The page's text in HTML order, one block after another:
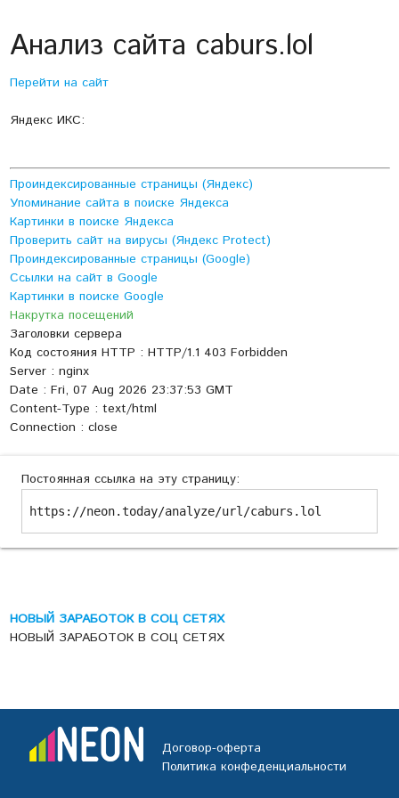
Анализ сайта caburs.lol
Перейти на сайт
Яндекс ИКС:
Проиндексированные страницы (Яндекс)
Упоминание сайта в поиске Яндекса
Картинки в поиске Яндекса
Проверить сайт на вирусы (Яндекс Protect)
Проиндексированные страницы (Google)
Ссылки на сайт в Google
Картинки в поиске Google
Накрутка посещений
Заголовки сервера
Код состояния HTTP : HTTP/1.1 403 Forbidden
Server : nginx
Date : Fri, 07 Aug 2026 23:37:53 GMT
Content-Type : text/html
Connection : close
Постоянная ссылка на эту страницу:
https://neon.today/analyze/url/caburs.lol
НОВЫЙ ЗАРАБОТОК В СОЦ СЕТЯХ
НОВЫЙ ЗАРАБОТОК В СОЦ СЕТЯХ
Договор-оферта
Политика конфеденциальности